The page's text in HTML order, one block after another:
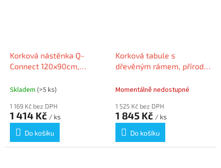
Korková nástěnka Q-
Connect 120x90cm,
Skladem (>5 ks)
1 169 Kč bez DPH
1 414 Kč / ks
Do košíku
Korková tabule s
dřevěným rámem, přírodní
ESSELTE
Momentálně nedostupné
1 525 Kč bez DPH
1 845 Kč / ks
Do košíku